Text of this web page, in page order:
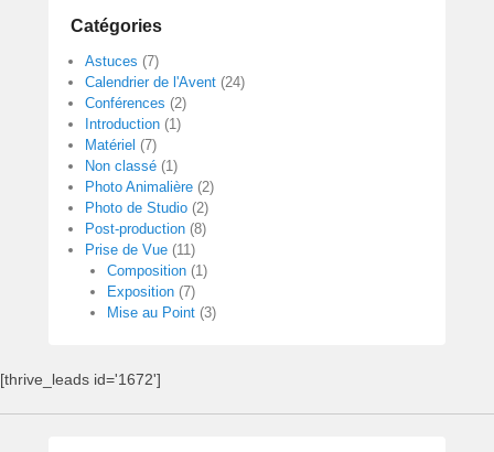
Catégories
Astuces (7)
Calendrier de l'Avent (24)
Conférences (2)
Introduction (1)
Matériel (7)
Non classé (1)
Photo Animalière (2)
Photo de Studio (2)
Post-production (8)
Prise de Vue (11)
Composition(1)
Exposition(7)
Mise au Point(3)
[thrive_leads id='1672']